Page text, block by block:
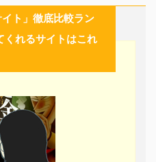
ト」徹底比較ラン
れるサイトはこれ